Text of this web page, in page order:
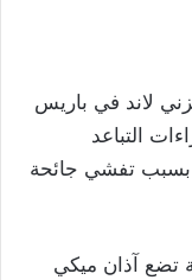
لاند في باريس
التباعد
بسبب تفشي جائحة
تضع آذان ميكي